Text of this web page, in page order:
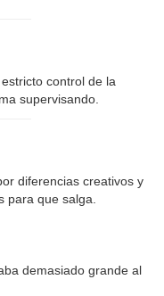
control de la
supervisando.
diferencias creativos y
para que salga.
demasiado grande al